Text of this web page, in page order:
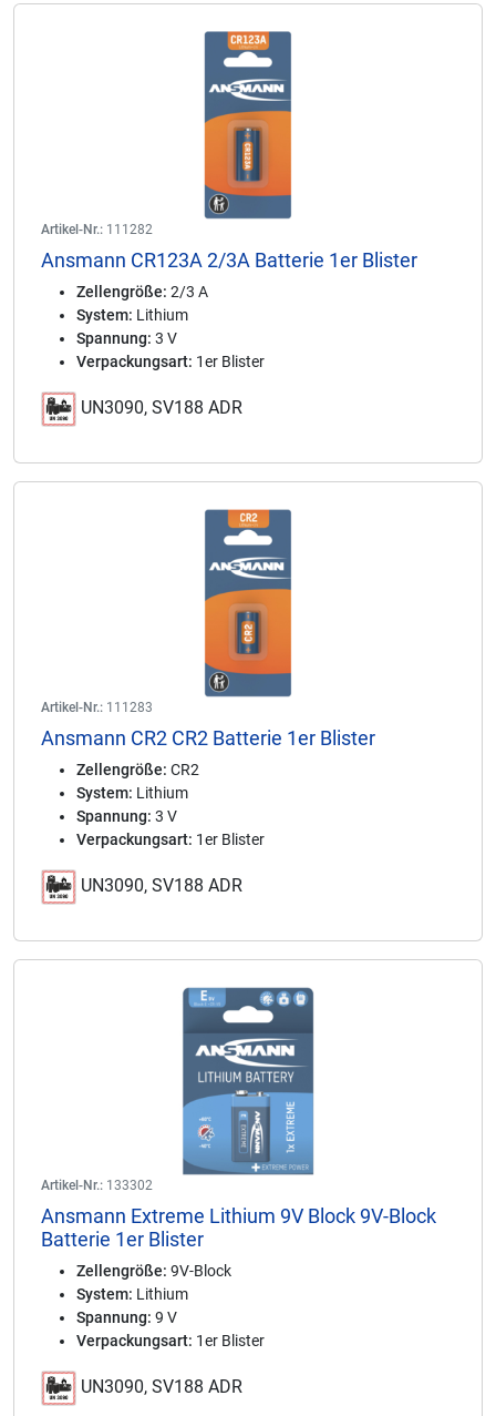
Artikel-Nr.: 111282
Ansmann CR123A 2/3A Batterie 1er Blister
Zellengröße: 2/3 A
System: Lithium
Spannung: 3 V
Verpackungsart: 1er Blister
UN3090, SV188 ADR
Artikel-Nr.: 111283
Ansmann CR2 CR2 Batterie 1er Blister
Zellengröße: CR2
System: Lithium
Spannung: 3 V
Verpackungsart: 1er Blister
UN3090, SV188 ADR
Artikel-Nr.: 133302
Ansmann Extreme Lithium 9V Block 9V-Block
Batterie 1er Blister
Zellengröße: 9V-Block
System: Lithium
Spannung: 9 V
Verpackungsart: 1er Blister
UN3090, SV188 ADR